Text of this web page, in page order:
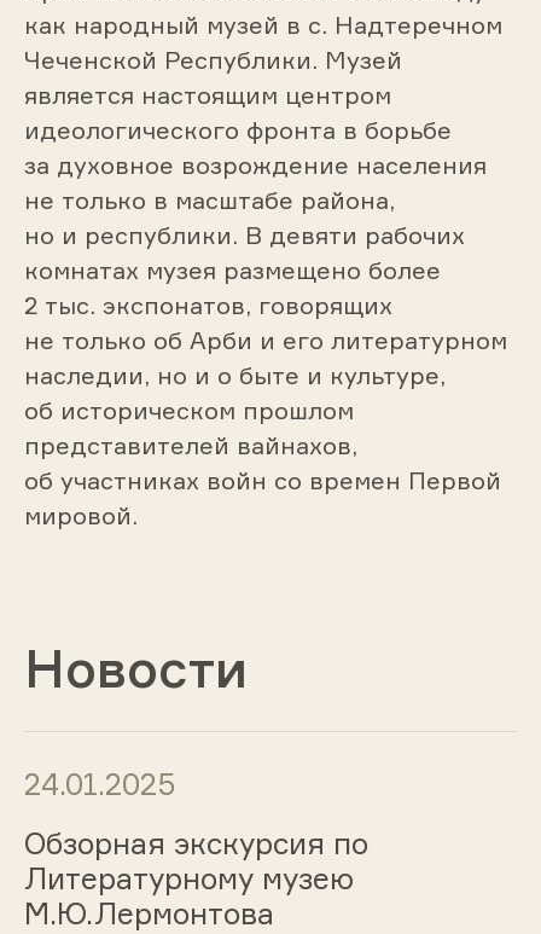
как народный музей в с. Надтеречном
Чеченской Республики. Музей
является настоящим центром
идеологического фронта в борьбе
за духовное возрождение населения
не только в масштабе района,
но и республики. В девяти рабочих
комнатах музея размещено более
2 тыс. экспонатов, говорящих
не только об Арби и его литературном
наследии, но и о быте и культуре,
об историческом прошлом
представителей вайнахов,
об участниках войн со времен Первой
мировой.
Новости
24.01.2025
Обзорная экскурсия по
Литературному музею
М.Ю.Лермонтова